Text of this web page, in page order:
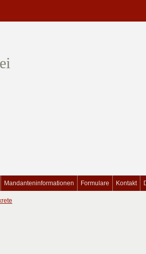
Mandanteninformationen Formulare Kontakt